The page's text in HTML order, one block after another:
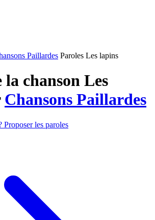
Paillardes Paroles Les lapins
la chanson Les
Chansons Paillardes
Proposer les paroles